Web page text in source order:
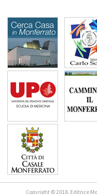
Copyright © 2018, Editrice